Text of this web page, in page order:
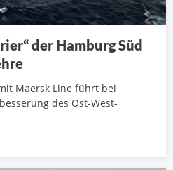
der Hamburg Süd
Maersk Line führt bei
des Ost-West-